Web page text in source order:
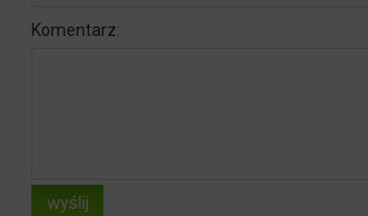
Komentarz:
wyślij